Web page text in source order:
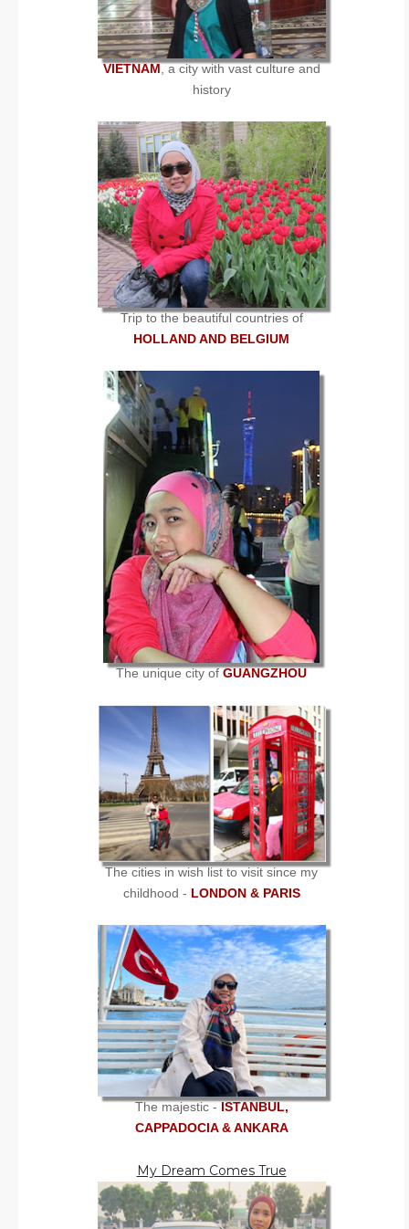
VIETNAM, a city with vast culture and
history
Trip to the beautiful countries of
HOLLAND AND BELGIUM
The unique city ofGUANGZHOU
The cities in wish list to visit since my
childhood - LONDON & PARIS
The majestic -ISTANBUL,
CAPPADOCIA & ANKARA
My Dream Comes True